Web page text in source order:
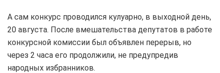
А сам конкурс проводился кулуарно, в выходной день,
20 августа. После вмешательства депутатов в работе
конкурсной комиссии был объявлен перерыв, но
через 2 часа его продолжили, не предупредив
народных избранников.